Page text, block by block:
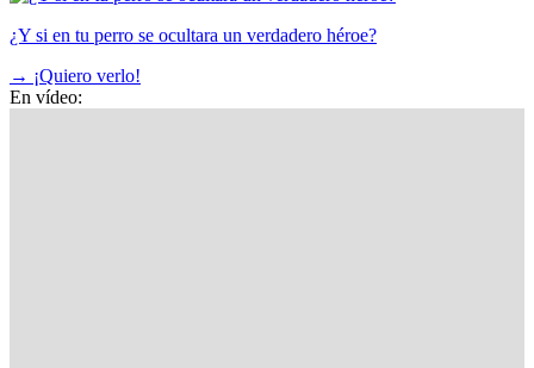
¿Y si en tu perro se ocultara un verdadero héroe?
→ ¡Quiero verlo!
En vídeo: